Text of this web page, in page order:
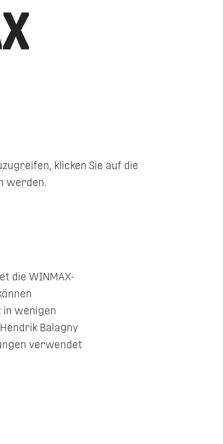
klicken Sie auf die
werden.
die WINMAX-
in wenigen
Balagny
verwendet